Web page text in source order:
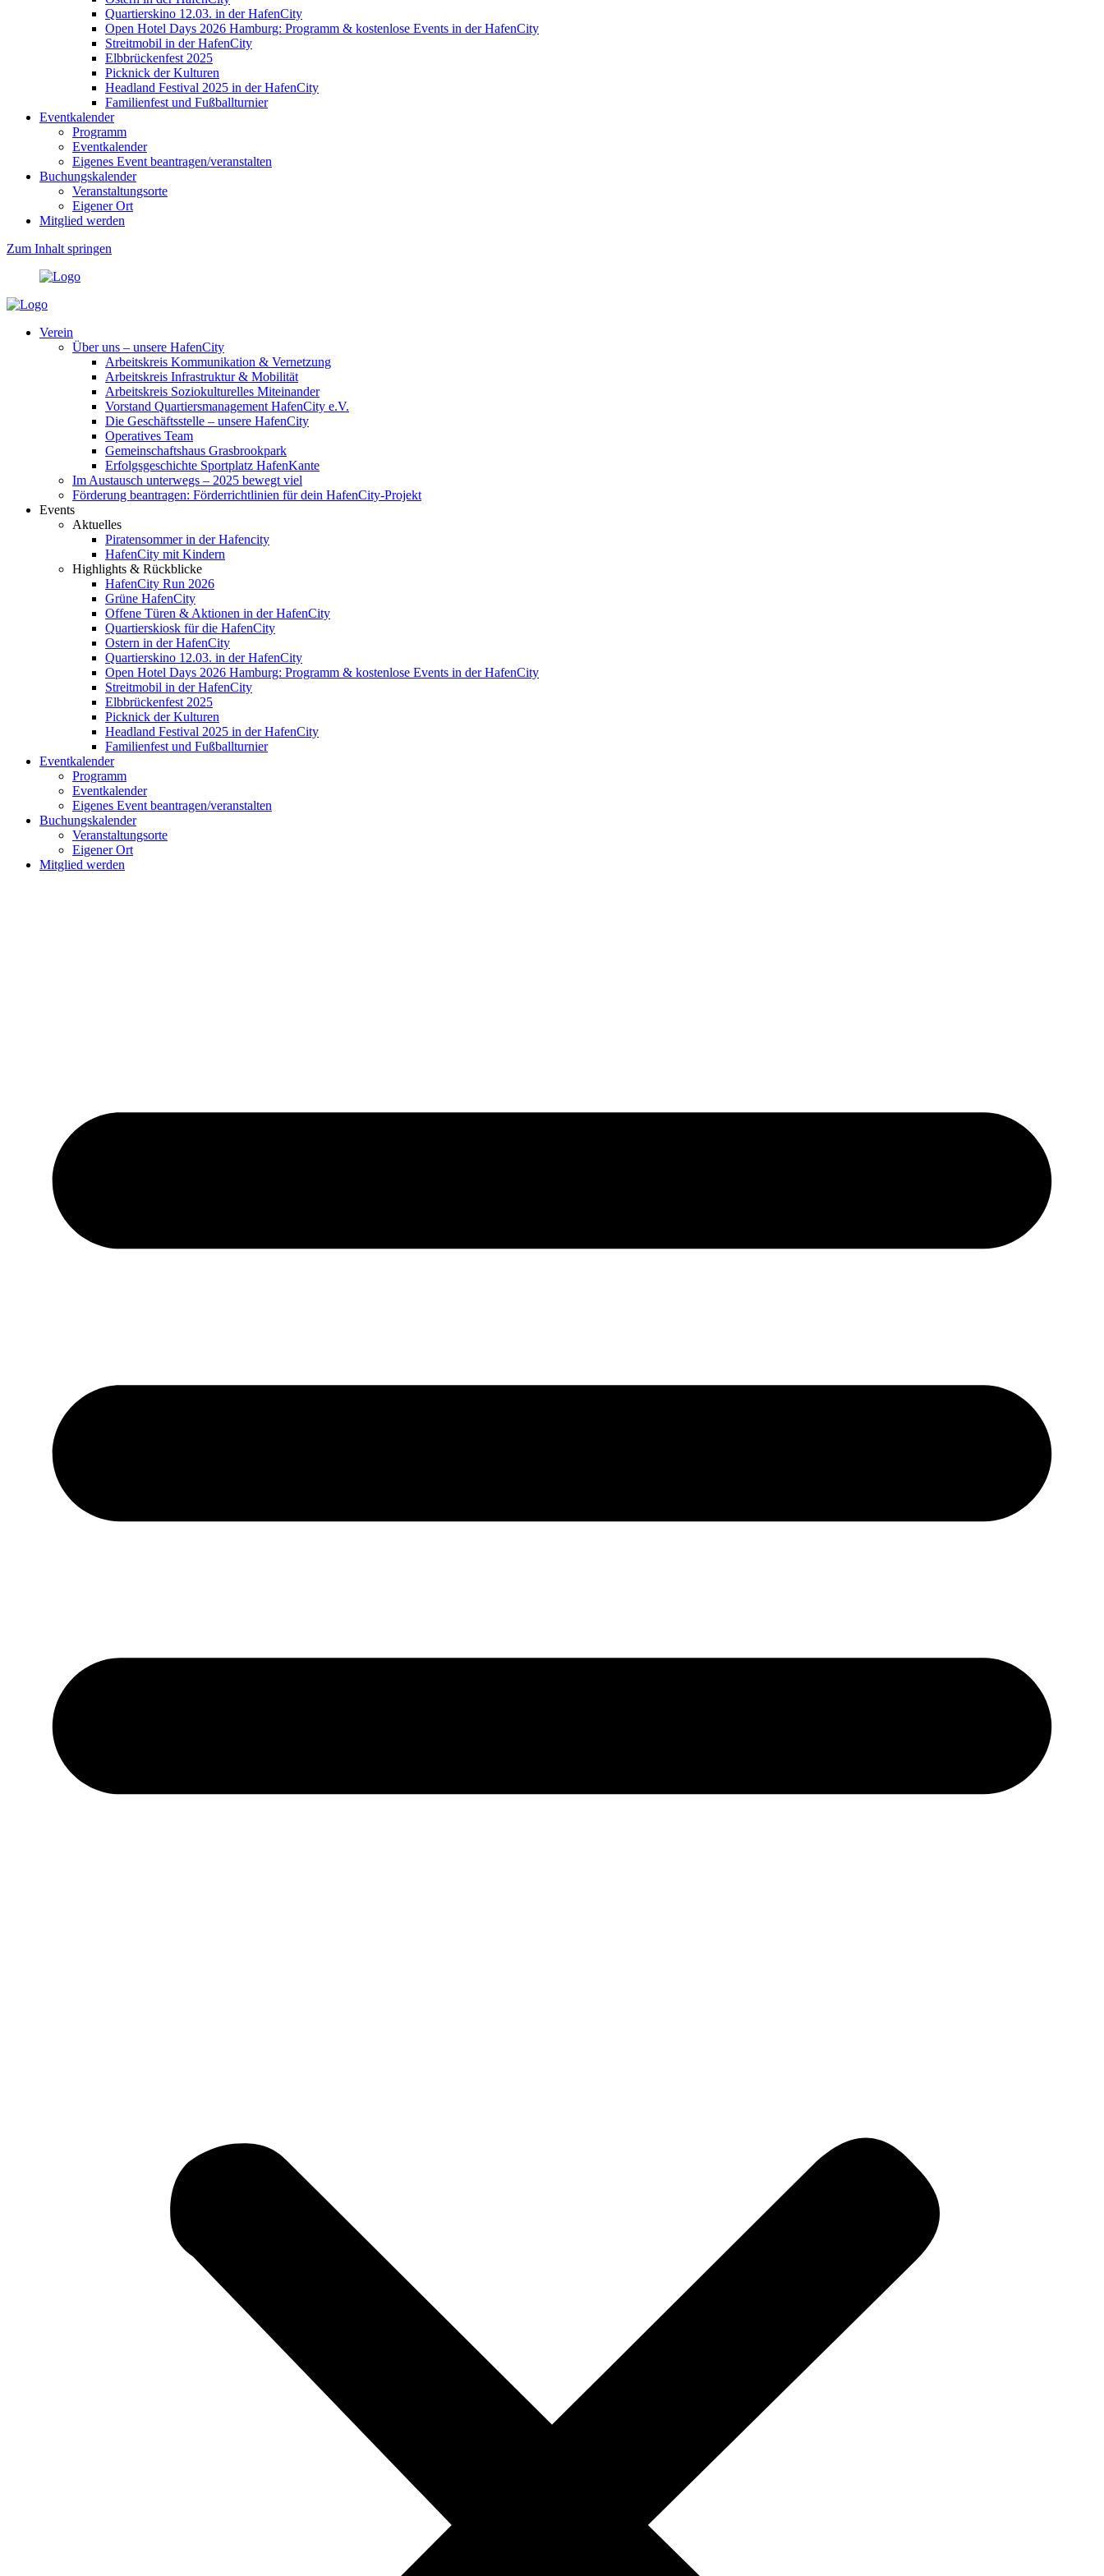
Quartierskino 12.03. in der HafenCity
Open Hotel Days 2026 Hamburg: Programm & kostenlose Events in der HafenCity
Streitmobil in der HafenCity
Elbbrückenfest 2025
Picknick der Kulturen
Headland Festival 2025 in der HafenCity
Familienfest und Fußballturnier
Eventkalender
Programm
Eventkalender
Eigenes Event beantragen/veranstalten
Buchungskalender
Veranstaltungsorte
Eigener Ort
Mitglied werden
Zum Inhalt springen
Verein
Über uns – unsere HafenCity
Arbeitskreis Kommunikation & Vernetzung
Arbeitskreis Infrastruktur & Mobilität
Arbeitskreis Soziokulturelles Miteinander
Vorstand Quartiersmanagement HafenCity e.V.
Die Geschäftsstelle – unsere HafenCity
Operatives Team
Gemeinschaftshaus Grasbrookpark
Erfolgsgeschichte Sportplatz HafenKante
Im Austausch unterwegs – 2025 bewegt viel
Förderung beantragen: Förderrichtlinien für dein HafenCity-Projekt
Events
Aktuelles
Piratensommer in der Hafencity
HafenCity mit Kindern
Highlights & Rückblicke
HafenCity Run 2026
Grüne HafenCity
Offene Türen & Aktionen in der HafenCity
Quartierskiosk für die HafenCity
Ostern in der HafenCity
Quartierskino 12.03. in der HafenCity
Open Hotel Days 2026 Hamburg: Programm & kostenlose Events in der HafenCity
Streitmobil in der HafenCity
Elbbrückenfest 2025
Picknick der Kulturen
Headland Festival 2025 in der HafenCity
Familienfest und Fußballturnier
Eventkalender
Programm
Eventkalender
Eigenes Event beantragen/veranstalten
Buchungskalender
Veranstaltungsorte
Eigener Ort
Mitglied werden